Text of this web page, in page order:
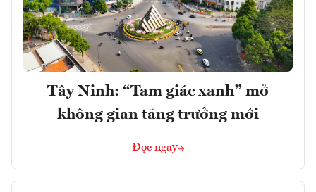
Tây Ninh: “Tam giác xanh” mở
không gian tăng trưởng mới
Đọc ngay